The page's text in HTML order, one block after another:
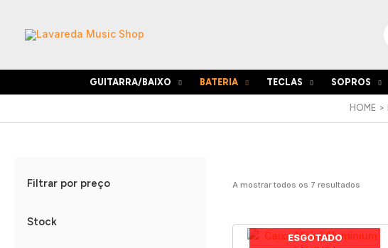
content
GUITARRA/BAIXO BATERIA TECLAS SOPROS
HOME
Filtrar por preço
Stock
A mostrar todos os 7 resultados
ESGOTADO